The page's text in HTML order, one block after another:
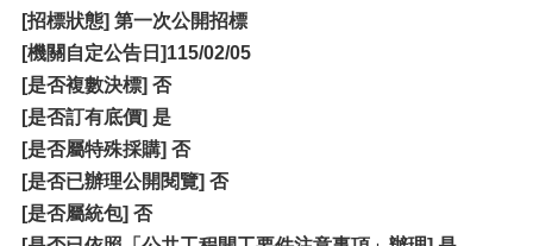
[招標狀態] 第一次公開招標
[機關自定公告日]115/02/05
[是否複數決標] 否
[是否訂有底價] 是
[是否屬特殊採購] 否
[是否已辦理公開閱覽] 否
[是否屬統包] 否